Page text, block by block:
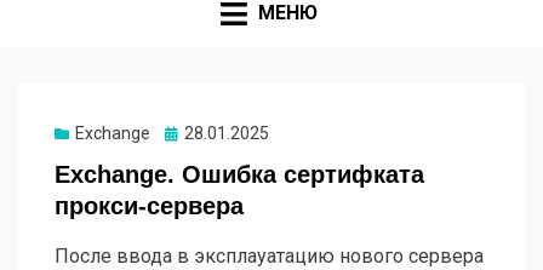
МЕНЮ
Exchange Опубликовано
28.01.2025
Exchange. Ошибка сертифката
прокси-сервера
После ввода в эксплауатацию нового сервера